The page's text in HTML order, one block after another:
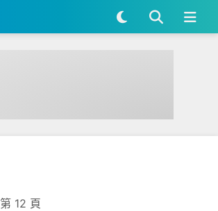
第 12 頁